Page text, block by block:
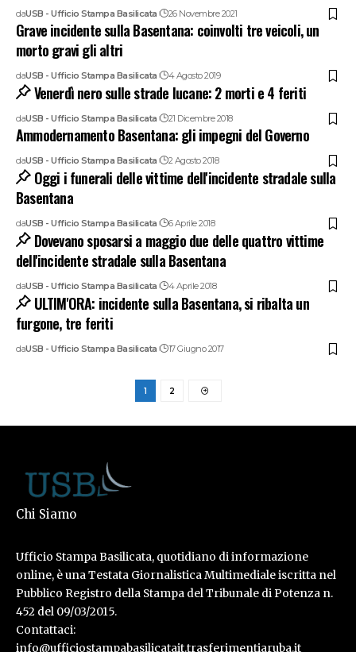
daUSB - Ufficio Stampa Basilicata 26 Novembre 2021
Grave incidente sulla Basentana: coinvolti tre veicoli, un
morto gravi gli altri
daUSB - Ufficio Stampa Basilicata 4 Agosto 2019
Venerdì nero sulle strade lucane: 2 morti e 4 feriti
daUSB - Ufficio Stampa Basilicata 21 Dicembre 2018
Ammodernamento Basentana: gli impegni del Governo
daUSB - Ufficio Stampa Basilicata 2 Agosto 2018
Oggi i funerali delle vittime dell'incidente stradale sulla
Basentana
daUSB - Ufficio Stampa Basilicata 6 Aprile 2018
Dovevano sposarsi a maggio due delle quattro vittime
dell'incidente stradale sulla Basentana
daUSB - Ufficio Stampa Basilicata 4 Aprile 2018
ULTIM'ORA: incidente sulla Basentana, si ribalta un
furgone, tre feriti
daUSB - Ufficio Stampa Basilicata 17 Giugno 2017
1 2
Chi Siamo
Ufficio Stampa Basilicata, quotidiano di informazione
online, è una Testata Giornalistica Multimediale iscritta nel
Pubblico Registro della Stampa del Tribunale di Potenza n.
452 del 09/03/2015.
Contattaci:
info@ufficiostampabasilicatait.trasferimentiaruba.it